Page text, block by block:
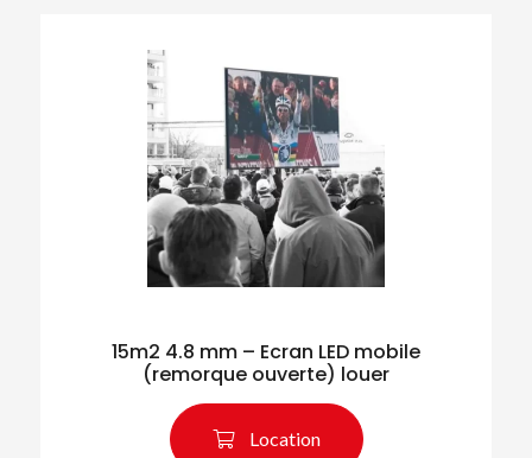
15m2 4.8 mm – Ecran LED mobile
(remorque ouverte) louer
Location